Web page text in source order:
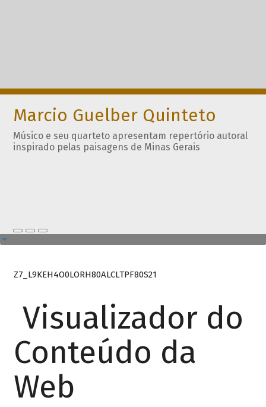
Marcio Guelber Quinteto
Músico e seu quarteto apresentam repertório autoral
inspirado pelas paisagens de Minas Gerais
Z7_L9KEH4O0LORH80ALCLTPF80S21
Visualizador do
Conteúdo da
Web